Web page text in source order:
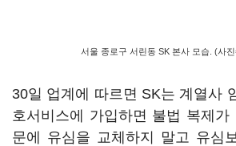
서울 종로구 서린동 SK 본사 모습. (사
30일 업계에 따르면 SK는 계열사
호서비스에 가입하면 불법 복제가
문에 유심을 교체하지 말고 유심